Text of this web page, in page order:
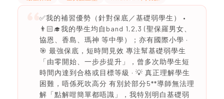
✅我的補習優勢（針對保底／基礎弱學生） •
👨🏻‍🎓我的學生均自band 1,2,3 (聖保羅男女、
協恩、香島、瑪神 等中學）；亦有國際小學 ·
🎯 最強保底，短時間見效 專注幫基礎弱學生
「由零開始、一步步提升」，曾多次助學生短
時間內達到合格或目標等級 · 💡 真正理解學生
困難，唔係死吹高分 有別於部分5**導師無法理
解「點解咁簡單都唔識」，我特別明白基礎弱